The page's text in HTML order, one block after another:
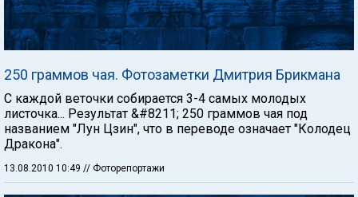
250 граммов чая. Фотозаметки Дмитрия Брикмана
С каждой веточки собирается 3-4 самых молодых
листочка... Результат &#8211; 250 граммов чая под
названием "Лун Цзин", что в переводе означает "Колодец
Дракона".
13.08.2010 10:49 // Фоторепортажи